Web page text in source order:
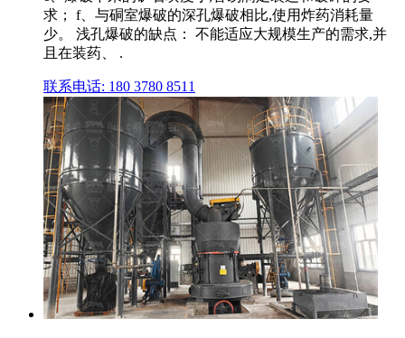
求； f、与硐室爆破的深孔爆破相比,使用炸药消耗量
少。 浅孔爆破的缺点： 不能适应大规模生产的需求,并
且在装药、 .
联系电话: 180 3780 8511